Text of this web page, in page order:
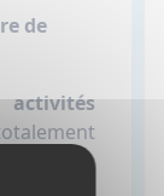
de
activités
des